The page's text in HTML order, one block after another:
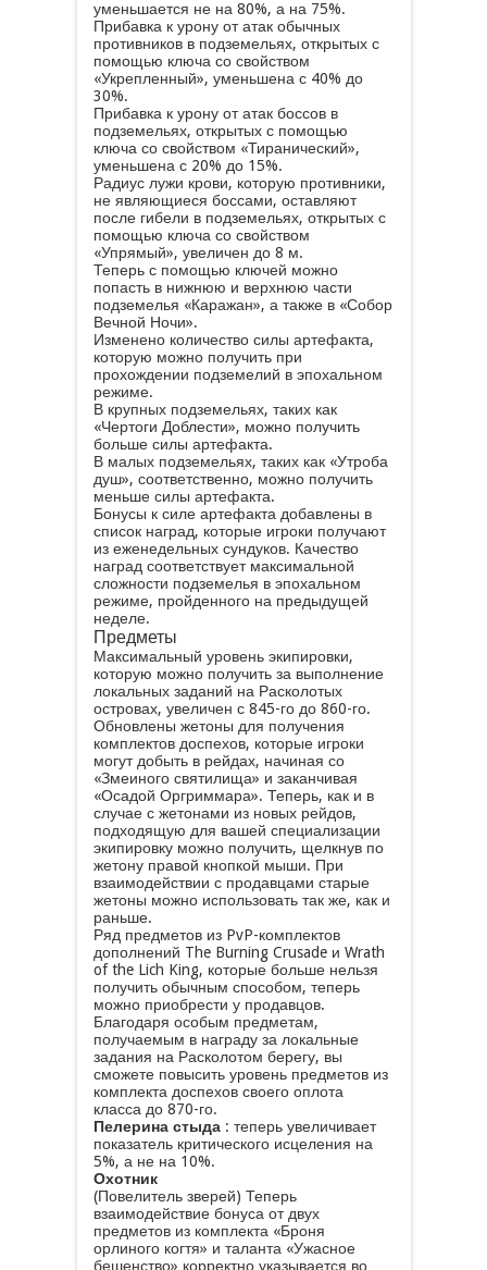
уменьшается не на 80%, а на 75%.
Прибавка к урону от атак обычных
противников в подземельях, открытых с
помощью ключа со свойством
«Укрепленный», уменьшена с 40% до
30%.
Прибавка к урону от атак боссов в
подземельях, открытых с помощью
ключа со свойством «Тиранический»,
уменьшена с 20% до 15%.
Радиус лужи крови, которую противники,
не являющиеся боссами, оставляют
после гибели в подземельях, открытых с
помощью ключа со свойством
«Упрямый», увеличен до 8 м.
Теперь с помощью ключей можно
попасть в нижнюю и верхнюю части
подземелья «Каражан», а также в «Собор
Вечной Ночи».
Изменено количество силы артефакта,
которую можно получить при
прохождении подземелий в эпохальном
режиме.
В крупных подземельях, таких как
«Чертоги Доблести», можно получить
больше силы артефакта.
В малых подземельях, таких как «Утроба
душ», соответственно, можно получить
меньше силы артефакта.
Бонусы к силе артефакта добавлены в
список наград, которые игроки получают
из еженедельных сундуков. Качество
наград соответствует максимальной
сложности подземелья в эпохальном
режиме, пройденного на предыдущей
неделе.
Предметы
Максимальный уровень экипировки,
которую можно получить за выполнение
локальных заданий на Расколотых
островах, увеличен с 845-го до 860-го.
Обновлены жетоны для получения
комплектов доспехов, которые игроки
могут добыть в рейдах, начиная со
«Змеиного святилища» и заканчивая
«Осадой Оргриммара». Теперь, как и в
случае с жетонами из новых рейдов,
подходящую для вашей специализации
экипировку можно получить, щелкнув по
жетону правой кнопкой мыши. При
взаимодействии с продавцами старые
жетоны можно использовать так же, как и
раньше.
Ряд предметов из PvP-комплектов
дополнений The Burning Crusade и Wrath
of the Lich King, которые больше нельзя
получить обычным способом, теперь
можно приобрести у продавцов.
Благодаря особым предметам,
получаемым в награду за локальные
задания на Расколотом берегу, вы
сможете повысить уровень предметов из
комплекта доспехов своего оплота
класса до 870-го.
Пелерина стыда: теперь увеличивает
показатель критического исцеления на
5%, а не на 10%.
Охотник
(Повелитель зверей) Теперь
взаимодействие бонуса от двух
предметов из комплекта «Броня
орлиного когтя» и таланта «Ужасное
бешенство» корректно указывается во